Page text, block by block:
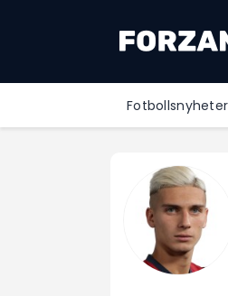
Fotbollsnyheter